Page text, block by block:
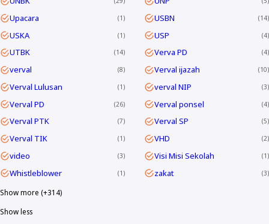
Upacara 1 USBN 14
USKA 1 USP 4
UTBK 14 Verva PD 4
verval 8 Verval ijazah 10
Verval Lulusan 1 verval NIP 3
Verval PD 26 Verval ponsel 4
Verval PTK 7 Verval SP 5
Verval TIK 1 VHD 2
video 3 Visi Misi Sekolah 1
Whistleblower 1 zakat 3
Show more (+314)
Show less